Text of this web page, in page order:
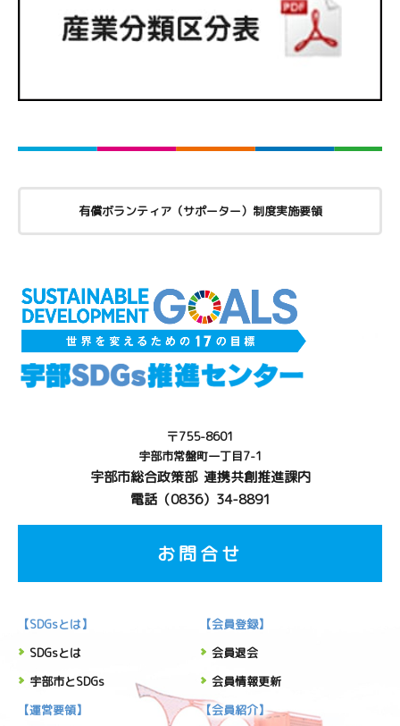
有償ボランティア（サポーター）制度実施要領
〒755-8601
宇部市常盤町一丁目7-1
宇部市総合政策部 連携共創推進課内
電話（0836）34-8891
お問合せ
【SDGsとは】
SDGsとは
宇部市とSDGs
【運営要領】
【会員登録】
会員退会
会員情報更新
【会員紹介】